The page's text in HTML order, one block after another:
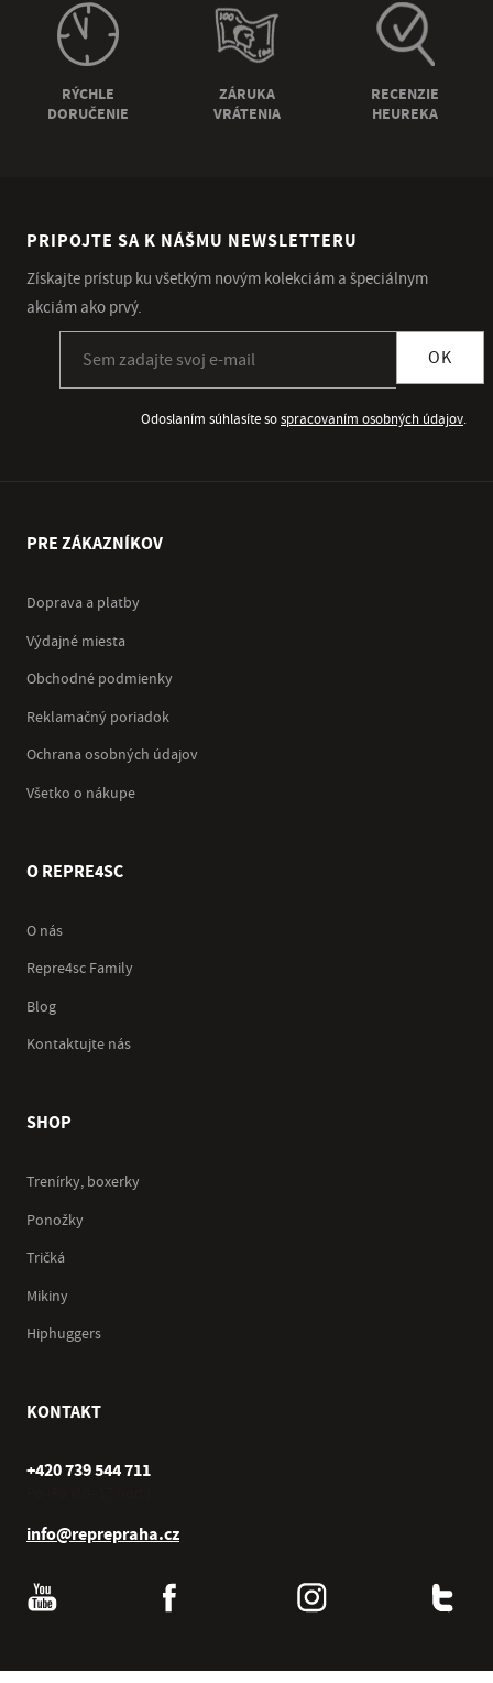
RÝCHLE
DORUČENIE
ZÁRUKA
VRÁTENIA
RECENZIE
HEUREKA
PRIPOJTE SA K NÁŠMU NEWSLETTERU
Získajte prístup ku všetkým novým kolekciám a špeciálnym
akciám ako prvý.
OK
Odoslaním súhlasíte sospracovaním osobných údajov.
PRE ZÁKAZNÍKOV
Doprava a platby
Výdajné miesta
Obchodné podmienky
Reklamačný poriadok
Ochrana osobných údajov
Všetko o nákupe
O REPRE4SC
O nás
Repre4sc Family
Blog
Kontaktujte nás
SHOP
Trenírky, boxerky
Ponožky
Tričká
Mikiny
Hiphuggers
KONTAKT
+420 739 544 711
info@reprepraha.cz